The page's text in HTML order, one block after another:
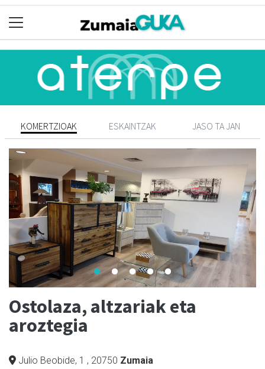
KOMERTZIOAK ESKAINTZAK JASO TA JAN
Ostolaza, altzariak eta
aroztegia
Julio Beobide, 1 , 20750 Zumaia